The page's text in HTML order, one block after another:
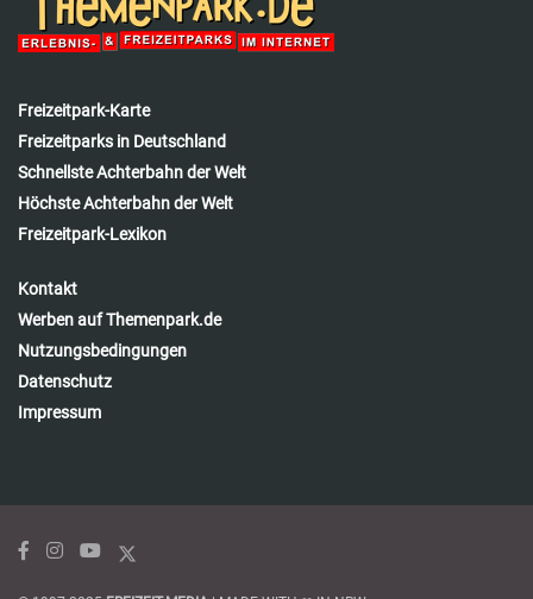
Freizeitpark-Karte
Freizeitparks in Deutschland
Schnellste Achterbahn der Welt
Höchste Achterbahn der Welt
Freizeitpark-Lexikon
Kontakt
Werben auf Themenpark.de
Nutzungsbedingungen
Datenschutz
Impressum